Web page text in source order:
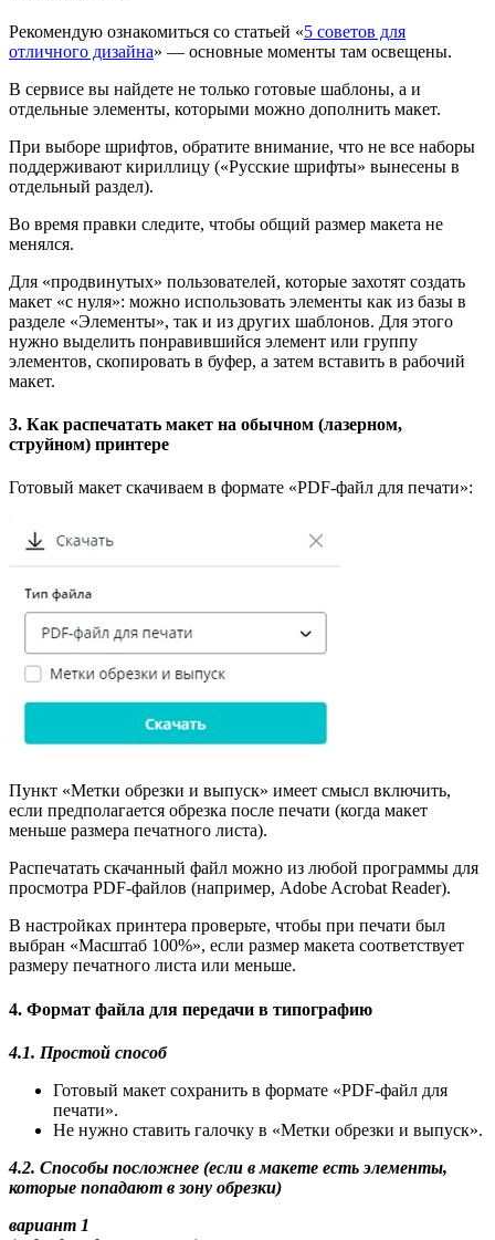
Рекомендую ознакомиться со статьей «5 советов для
отличного дизайна» — основные моменты там освещены.
В сервисе вы найдете не только готовые шаблоны, а и
отдельные элементы, которыми можно дополнить макет.
При выборе шрифтов, обратите внимание, что не все наборы
поддерживают кириллицу («Русские шрифты» вынесены в
отдельный раздел).
Во время правки следите, чтобы общий размер макета не
менялся.
Для «продвинутых» пользователей, которые захотят создать
макет «с нуля»: можно использовать элементы как из базы в
разделе «Элементы», так и из других шаблонов. Для этого
нужно выделить понравившийся элемент или группу
элементов, скопировать в буфер, а затем вставить в рабочий
макет.
3. Как распечатать макет на обычном (лазерном,
струйном) принтере
Готовый макет скачиваем в формате «PDF-файл для печати»:
Пункт «Метки обрезки и выпуск» имеет смысл включить,
если предполагается обрезка после печати (когда макет
меньше размера печатного листа).
Распечатать скачанный файл можно из любой программы для
просмотра PDF-файлов (например, Adobe Acrobat Reader).
В настройках принтера проверьте, чтобы при печати был
выбран «Масштаб 100%», если размер макета соответствует
размеру печатного листа или меньше.
4. Формат файла для передачи в типографию
4.1. Простой способ
Готовый макет сохранить в формате «PDF-файл для
печати».
Не нужно ставить галочку в «Метки обрезки и выпуск».
4.2. Способы посложнее (если в макете есть элементы,
которые попадают в зону обрезки)
вариант 1